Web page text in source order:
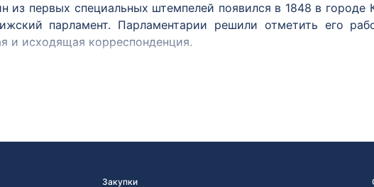
из первых специальных штемпелей появился в 1848 в
парламент. Парламентарии решили отметить его
и исходящая корреспонденция.
связи им. А.С. Попова хранится оттиск штемпеля,
1872 года.
дня
новых знаков почтовой оплаты значительно
Закупки